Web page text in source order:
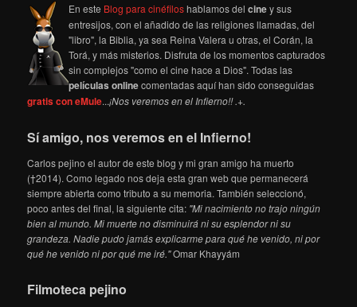
En este Blog para cinéfiloshablamos delciney sus
entresijos, con el añadido de las religiones llamadas, del
"libro", la Biblia, ya sea Reina Valera u otras, el Corán, la
Torá, y más misterios. Disfruta de los momentos capturados
sin complejos "como el cine hace a Dios". Todas las
películas onlinecomentadas aquí han sido conseguidas
gratis con eMule...¡Nos veremos en el Infierno!! .+.
Sí amigo, nos veremos en el Infierno!
Carlos pejino el autor de este blog y mi gran amigo ha muerto
(†2014). Como legado nos deja esta gran web que permanecerá
siempre abierta como tributo a su memoria. También seleccionó,
poco antes del final, la siguiente cita: "Mi nacimiento no trajo ningún
bien al mundo. Mi muerte no disminuirá ni su esplendor ni su
grandeza. Nadie pudo jamás explicarme para qué he venido, ni por
qué he venido ni por qué me iré."Omar Khayyám
Filmoteca pejino